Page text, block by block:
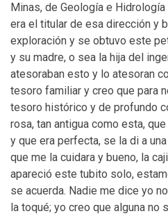
Minas, de Geología e
era el titular de esa dirección y
exploración y se obtuvo este
y su madre, o sea la hija del
atesoraban esto y lo atesoran
tesoro familiar y creo que para
tesoro histórico y de profundo
rosa, tan antigua como esta,
y que era perfecta, se la di a
que me la cuidara y bueno, la
apareció este tubito solo,
se acuerda. Nadie me dice yo
la toqué; yo creo que alguna no